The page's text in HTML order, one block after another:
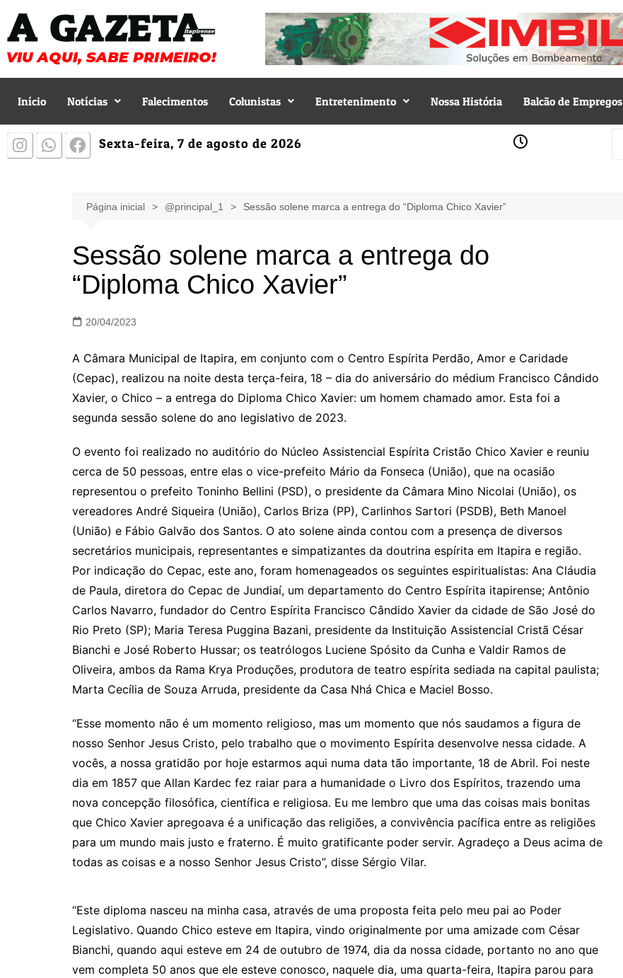
Início Notícias Falecimentos Colunistas Entretenimento Nossa História Balcão de Empregos
Sexta-feira, 7 de agosto de 2026
Página inicial @principal_1 Sessão solene marca a entrega do “Diploma Chico Xavier”
Sessão solene marca a entrega do
“Diploma Chico Xavier”
20/04/2023
A Câmara Municipal de Itapira, em conjunto com o Centro Espírita Perdão, Amor e Caridade
(Cepac), realizou na noite desta terça-feira, 18 – dia do aniversário do médium Francisco Cândido
Xavier, o Chico – a entrega do Diploma Chico Xavier: um homem chamado amor. Esta foi a
segunda sessão solene do ano legislativo de 2023.
O evento foi realizado no auditório do Núcleo Assistencial Espírita Cristão Chico Xavier e reuniu
cerca de 50 pessoas, entre elas o vice-prefeito Mário da Fonseca (União), que na ocasião
representou o prefeito Toninho Bellini (PSD), o presidente da Câmara Mino Nicolai (União), os
vereadores André Siqueira (União), Carlos Briza (PP), Carlinhos Sartori (PSDB), Beth Manoel
(União) e Fábio Galvão dos Santos. O ato solene ainda contou com a presença de diversos
secretários municipais, representantes e simpatizantes da doutrina espírita em Itapira e região.
Por indicação do Cepac, este ano, foram homenageados os seguintes espiritualistas: Ana Cláudia
de Paula, diretora do Cepac de Jundiaí, um departamento do Centro Espírita itapirense; Antônio
Carlos Navarro, fundador do Centro Espírita Francisco Cândido Xavier da cidade de São José do
Rio Preto (SP); Maria Teresa Puggina Bazani, presidente da Instituição Assistencial Cristã César
Bianchi e José Roberto Hussar; os teatrólogos Luciene Spósito da Cunha e Valdir Ramos de
Oliveira, ambos da Rama Krya Produções, produtora de teatro espírita sediada na capital paulista;
Marta Cecília de Souza Arruda, presidente da Casa Nhá Chica e Maciel Bosso.
“Esse momento não é um momento religioso, mas um momento que nós saudamos a figura de
nosso Senhor Jesus Cristo, pelo trabalho que o movimento Espírita desenvolve nessa cidade. A
vocês, a nossa gratidão por hoje estarmos aqui numa data tão importante, 18 de Abril. Foi neste
dia em 1857 que Allan Kardec fez raiar para a humanidade o Livro dos Espíritos, trazendo uma
nova concepção filosófica, científica e religiosa. Eu me lembro que uma das coisas mais bonitas
que Chico Xavier apregoava é a unificação das religiões, a convivência pacífica entre as religiões
para um mundo mais justo e fraterno. É muito gratificante poder servir. Agradeço a Deus acima de
todas as coisas e a nosso Senhor Jesus Cristo”, disse Sérgio Vilar.
“Este diploma nasceu na minha casa, através de uma proposta feita pelo meu pai ao Poder
Legislativo. Quando Chico esteve em Itapira, vindo originalmente por uma amizade com César
Bianchi, quando aqui esteve em 24 de outubro de 1974, dia da nossa cidade, portanto no ano que
vem completa 50 anos que ele esteve conosco, naquele dia, uma quarta-feira, Itapira parou para